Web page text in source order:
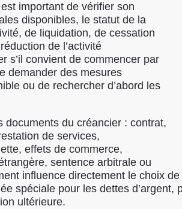
important de vérifier son
disponibles, le statut de la
de liquidation, de cessation
de l’activité
s’il convient de commencer par
demander des mesures
ou de rechercher d’abord les
documents du créancier : contrat,
de services,
effets de commerce,
sentence arbitrale ou
influence directement le choix
spéciale pour les dettes
ultérieure.